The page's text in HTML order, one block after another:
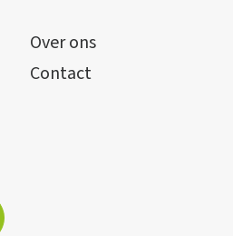
Over ons
Contact